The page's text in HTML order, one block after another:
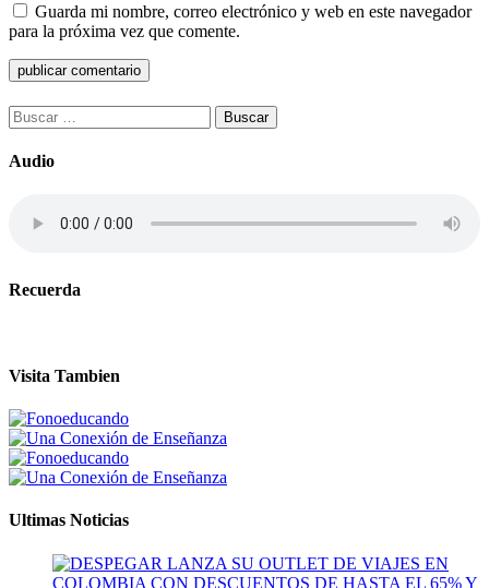
Guarda mi nombre, correo electrónico y web en este navegador
para la próxima vez que comente.
Buscar:
Audio
Recuerda
Visita Tambien
Ultimas Noticias